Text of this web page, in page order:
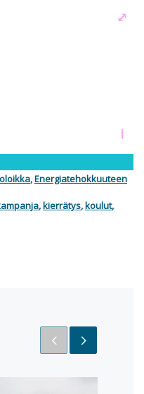
i
⤢
,Energiatehokkuuteen
,kierrätys,koulut,